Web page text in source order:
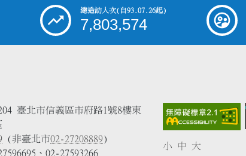
總造訪人次(自93.07.26起)
7,803,574
臺北市信義區市府路1號8樓東
(非臺北市02-27208889)
、02-27593266
小 中 大